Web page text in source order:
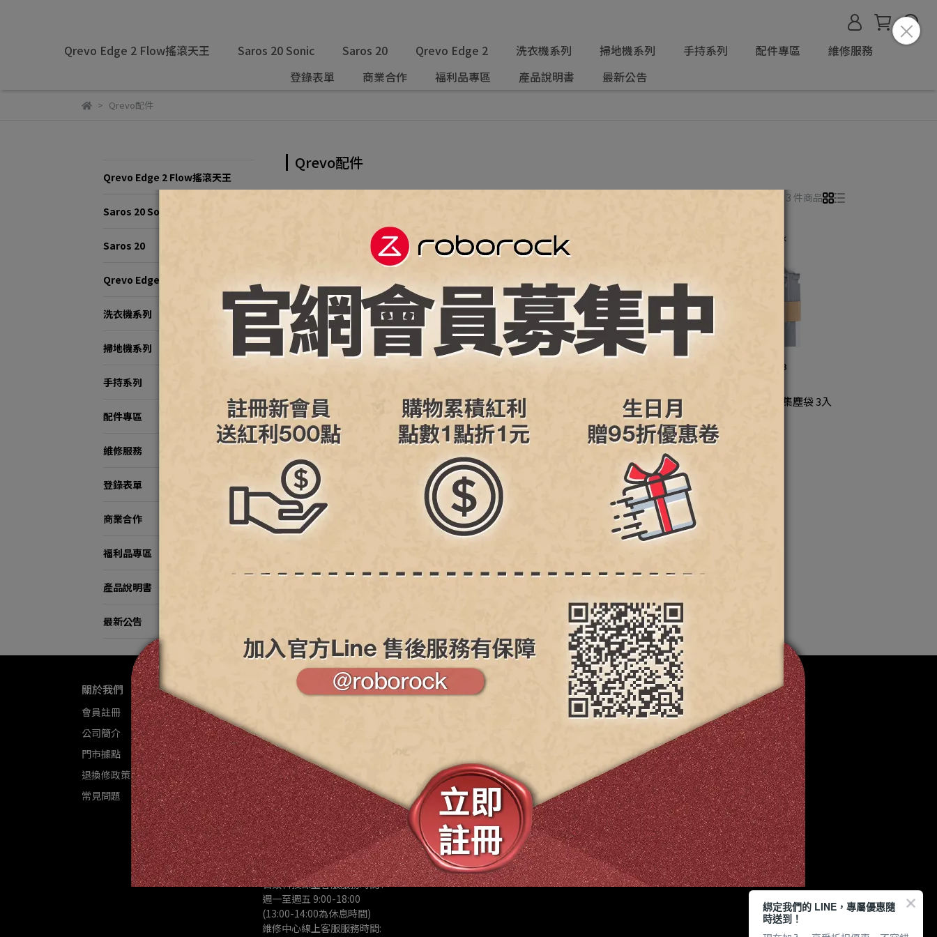
Qrevo Edge 2 Flow搖滾天王 Saros 20 Sonic Saros 20 Qrevo Edge 2 洗衣機系列 掃地機系列 手持系列 配件專區
維修服務
登錄表單
商業合作 福利品專區 產品說明書 最新公告
Qrevo配件
Qrevo Edge 2 Flow搖滾天王
Saros 20 Sonic
Saros 20
Qrevo Edge 2
洗衣機系列
掃地機系列
手持系列
配件專區
維修服務
登錄表單
商業合作
福利品專區
產品說明書
最新公告
Qrevo配件
共 3 件商品
Roborock S8系列、Qrevo系列、Q5
Pro清潔專用黑色三爪毛邊刷共2入
NT$99
Roborock石頭科技 Qrevo
MaxV/Qrevo S/Qrevo Pro/Qrevo
Curv/Qrevo L/Qrevo C/Qrevo
EdgeC/Qrevo C Pro/Qrevo L Pro 濾
NT$695
Roborock石頭科技 2.7L集塵袋 3入
NT$495
關於我們
會員註冊
公司簡介
門市據點
退換修政策
常見問題
聯絡資訊
信箱 :
service@luxystargroup.com
樂視達維修客服Line : @ls168168
(商品維修服務洽詢)
石頭科技客服Line : @roborock
(商品退換貨、保固問題、商品諮
詢)
石頭科技線上客服服務時間 :
週一至週五 9:00-18:00
(13:00-14:00為休息時間)
維修中心線上客服服務時間:
維修服務
綁定我們的 LINE，專屬優惠隨
時送到！